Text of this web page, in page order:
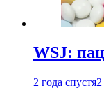
WSJ:
2 года спустя